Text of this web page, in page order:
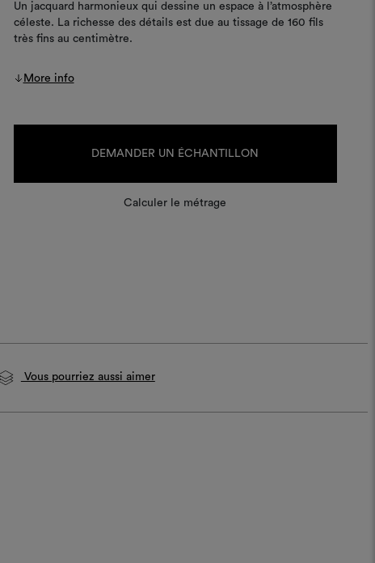
Un jacquard harmonieux qui dessine un espace à l’atmosphère
céleste. La richesse des détails est due au tissage de 160 fils
très fins au centimètre.
More info
DEMANDER UN ÉCHANTILLON
Calculer le métrage
Vous pourriez aussi aimer